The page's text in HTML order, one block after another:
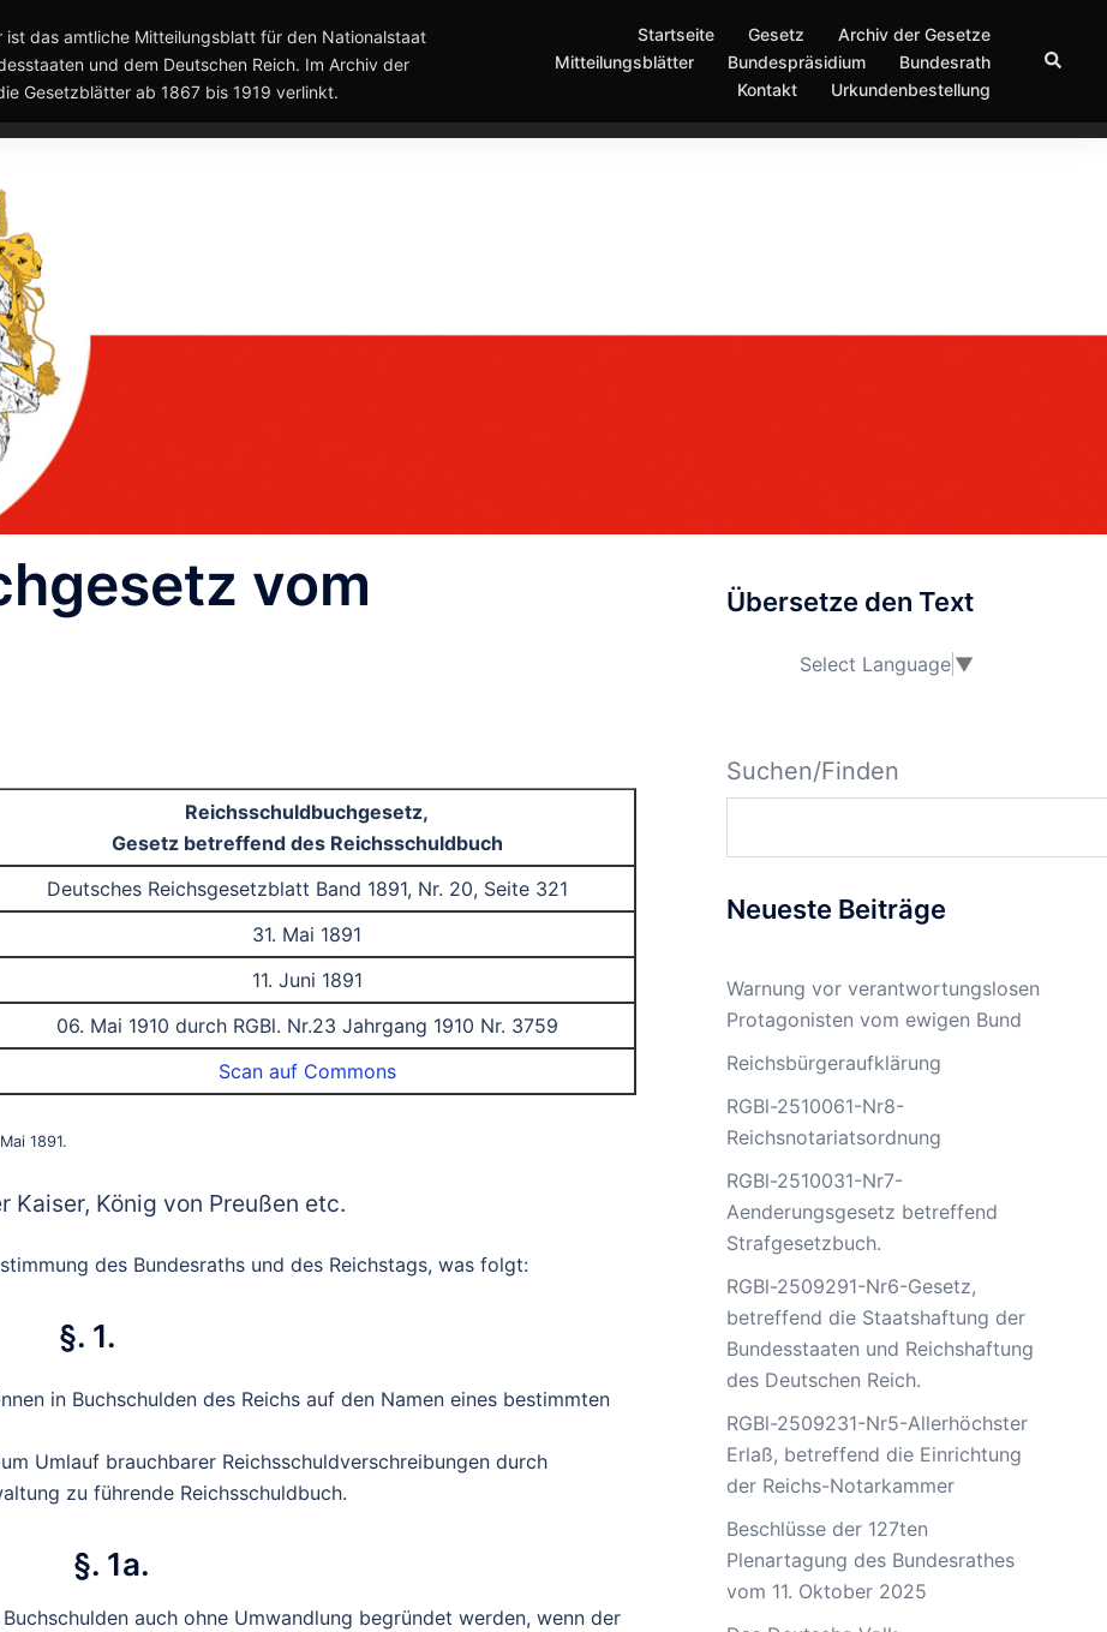
ist das amtliche Mitteilungsblatt für den Nationalstaat
und dem Deutschen Reich. Im Archiv der
Gesetzblätter ab 1867 bis 1919 verlinkt.
Startseite Gesetz
Archiv der Gesetze
Mitteilungsblätter
Bundespräsidium
Bundesrath
Kontakt
Urkundenbestellung
Suche
vom
Reichsschuldbuchgesetz,
Gesetz betreffend des Reichsschuldbuch
Deutsches Reichsgesetzblatt Band 1891, Nr. 20, Seite 321
31. Mai 1891
11. Juni 1891
06. Mai 1910 durch RGBl. Nr.23 Jahrgang 1910 Nr. 3759
Scan auf Commons
1891.
Kaiser, König von Preußen etc.
des Bundesraths und des Reichstags, was folgt:
§. 1.
in Buchschulden des Reichs auf den Namen eines bestimmten
Umlauf brauchbarer Reichsschuldverschreibungen durch
zu führende Reichsschuldbuch.
§. 1a.
auch ohne Umwandlung begründet werden, wenn der
Übersetze den Text
Select Language ▼
Suchen/Finden
Neueste Beiträge
Warnung vor verantwortungslosen
Protagonisten vom ewigen Bund
Reichsbürgeraufklärung
RGBl-2510061-Nr8-
Reichsnotariatsordnung
RGBl-2510031-Nr7-
Aenderungsgesetz betreffend
Strafgesetzbuch.
RGBl-2509291-Nr6-Gesetz,
betreffend die Staatshaftung der
Bundesstaaten und Reichshaftung
des Deutschen Reich.
RGBl-2509231-Nr5-Allerhöchster
Erlaß, betreffend die Einrichtung
der Reichs-Notarkammer
Beschlüsse der 127ten
Plenartagung des Bundesrathes
vom 11. Oktober 2025